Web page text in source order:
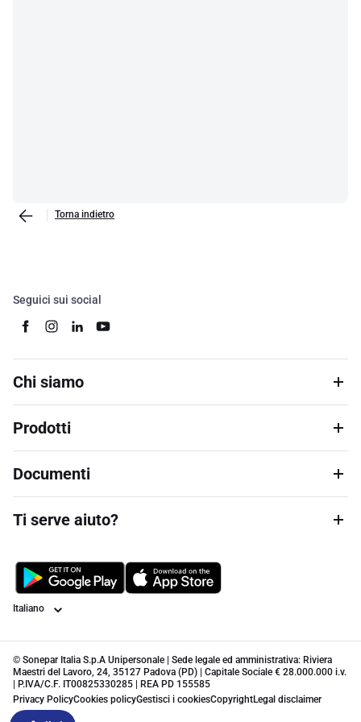
Torna indietro
Seguici sui social
Chi siamo
Prodotti
Documenti
Ti serve aiuto?
Lingua
© Sonepar Italia S.p.A Unipersonale | Sede legale ed amministrativa: Riviera
Maestri del Lavoro, 24, 35127 Padova (PD) | Capitale Sociale € 28.000.000 i.v.
| P.IVA/C.F. IT00825330285 | REA PD 155585
Privacy PolicyCookies policyGestisci i cookiesCopyrightLegal disclaimer